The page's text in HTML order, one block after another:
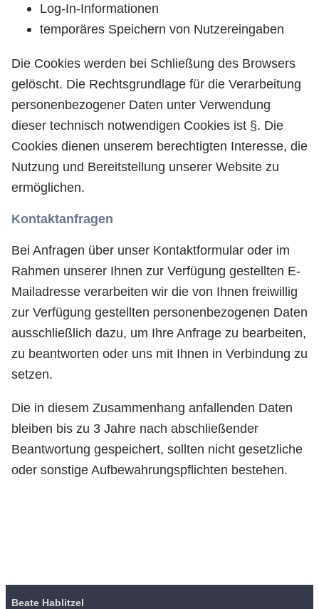
Log-In-Informationen
temporäres Speichern von Nutzereingaben
Die Cookies werden bei Schließung des Browsers
gelöscht. Die Rechtsgrundlage für die Verarbeitung
personenbezogener Daten unter Verwendung
dieser technisch notwendigen Cookies ist §. Die
Cookies dienen unserem berechtigten Interesse, die
Nutzung und Bereitstellung unserer Website zu
ermöglichen.
Kontaktanfragen
Bei Anfragen über unser Kontaktformular oder im
Rahmen unserer Ihnen zur Verfügung gestellten E-
Mailadresse verarbeiten wir die von Ihnen freiwillig
zur Verfügung gestellten personenbezogenen Daten
ausschließlich dazu, um Ihre Anfrage zu bearbeiten,
zu beantworten oder uns mit Ihnen in Verbindung zu
setzen.
Die in diesem Zusammenhang anfallenden Daten
bleiben bis zu 3 Jahre nach abschließender
Beantwortung gespeichert, sollten nicht gesetzliche
oder sonstige Aufbewahrungspflichten bestehen.
Beate Hablitzel